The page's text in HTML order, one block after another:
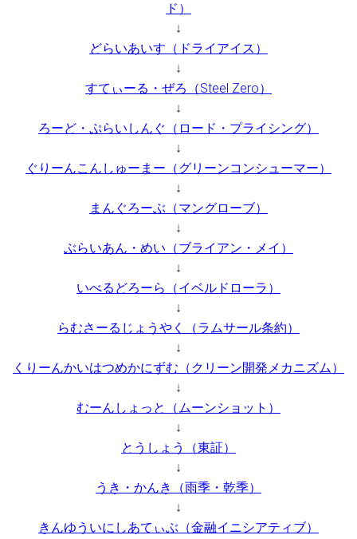
ド）
↓
どらいあいす（ドライアイス）
↓
すてぃーる・ぜろ（Steel Zero）
↓
ろーど・ぷらいしんぐ（ロード・プライシング）
↓
ぐりーんこんしゅーまー（グリーンコンシューマー）
↓
まんぐろーぶ（マングローブ）
↓
ぶらいあん・めい（ブライアン・メイ）
↓
いべるどろーら（イベルドローラ）
↓
らむさーるじょうやく（ラムサール条約）
↓
くりーんかいはつめかにずむ（クリーン開発メカニズム）
↓
むーんしょっと（ムーンショット）
↓
とうしょう（東証）
↓
うき・かんき（雨季・乾季）
↓
きんゆういにしあてぃぶ（金融イニシアティブ）